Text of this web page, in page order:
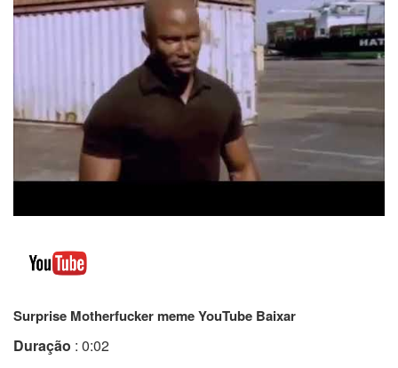
Surprise Motherfucker meme YouTube Baixar
Duração : 0:02